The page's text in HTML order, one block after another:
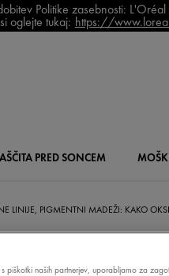
Politike zasebnosti:
oglejte tukaj: https://
PRED SONCEM
LINIJE, PIGMENTNI MADEŽI: KAKO
s piškotki naših partnerjev, uporabljamo za